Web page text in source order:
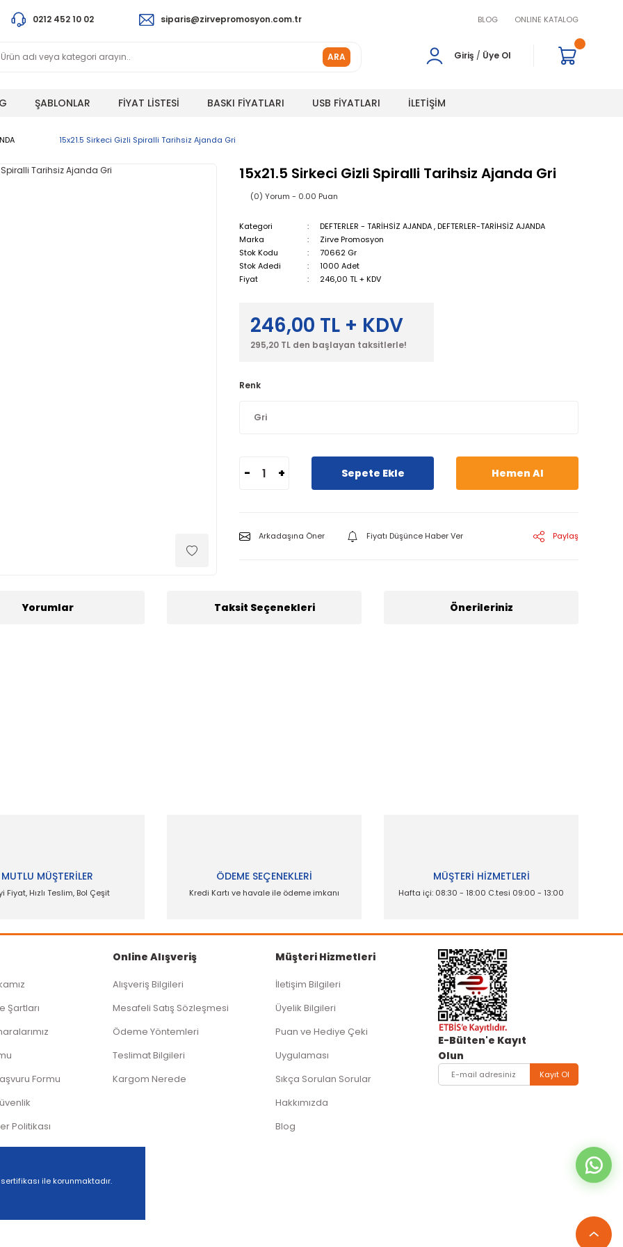
0212 452 10 02 siparis@zirvepromosyon.com.tr
ARA
BLOG ONLINE KATALOG
Giriş / Üye Ol
ŞABLONLAR FİYAT LİSTESİ BASKI FİYATLARI USB FİYATLARI İLETİŞİM
15x21.5 Sirkeci Gizli Spiralli Tarihsiz Ajanda Gri
15x21.5 Sirkeci Gizli Spiralli Tarihsiz Ajanda Gri
(0) Yorum - 0.00 Puan
Kategori DEFTERLER - TARİHSİZ AJANDA,DEFTERLER-TARİHSİZ AJANDA
Marka
Zirve Promosyon
Stok Kodu
70662 Gr
Stok Adedi
1000 Adet
Fiyat
246,00 TL + KDV
246,00 TL + KDV
295,20 TL den başlayan taksitlerle!
Renk
- + Sepete Ekle Hemen Al
Arkadaşına Öner Fiyatı Düşünce Haber Ver Paylaş
Yorumlar Taksit Seçenekleri Önerileriniz
Gönder
MUTLU MÜŞTERİLER
Fiyat, Hızlı Teslim, Bol Çeşit
ÖDEME SEÇENEKLERİ
Kredi Kartı ve havale ile ödeme imkanı
MÜŞTERİ HİZMETLERİ
Hafta içi: 08:30 - 18:00 C.tesi 09:00 - 13:00
Şartları
Formu
Politikası
Online Alışveriş
Alışveriş Bilgileri
Mesafeli Satış Sözleşmesi
Ödeme Yöntemleri
Teslimat Bilgileri
Kargom Nerede
Müşteri Hizmetleri
İletişim Bilgileri
Üyelik Bilgileri
Puan ve Hediye Çeki
Uygulaması
Sıkça Sorulan Sorular
Hakkımızda
Blog
E-Bülten'e Kayıt
Olun
Kayıt Ol
ile korunmaktadır.